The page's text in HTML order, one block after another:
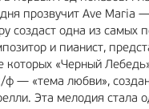
прозвучит Ave
создаст одна из самых
и пианист,
которых «Черный
— «тема любви»,
Эта мелодия стала